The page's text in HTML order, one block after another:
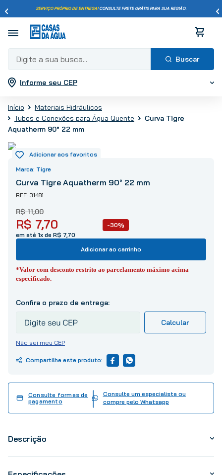
SERVIÇO PRÓPRIO DE ENTREGA!CONSULTE FRETE GRÁTIS PARA SUA REGIÃO.
Digite a sua busca...
Informe seu CEP
Materiais Hidráulicos
Tubos e Conexões para Água Quente
Curva Tigre
Aquatherm 90° 22 mm
Tigre
Curva Tigre Aquatherm 90° 22 mm
31481
R$ 7,70
R$ 11,00
-30%
em até 1x de R$ 7,70
Adicionar ao carrinho
*Valor com desconto restrito ao parcelamento máximo acima
especificado.
Não sei meu CEP
Consulte formas de
pagamento
Consulte um especialista ou
compre pelo Whatsapp
Descrição
Termos mais buscados
2
porcelanato
3º
piso
5
º
vaso sanitário
6º
chuveiro
7º
cimento
8º
torneira
9º
telha
10º tinta